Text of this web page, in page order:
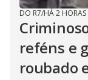
DO R7/HÁ 2 HORAS
reféns e
roubado